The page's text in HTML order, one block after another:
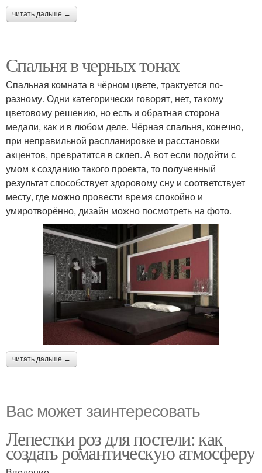
читать дальше →
Спальня в черных тонах
Спальная комната в чёрном цвете, трактуется по-
разному. Одни категорически говорят, нет, такому
цветовому решению, но есть и обратная сторона
медали, как и в любом деле. Чёрная спальня, конечно,
при неправильной распланировке и расстановки
акцентов, превратится в склеп. А вот если подойти с
умом к созданию такого проекта, то полученный
результат способствует здоровому сну и соответствует
месту, где можно провести время спокойно и
умиротворённо, дизайн можно посмотреть на фото.
читать дальше →
Вас может заинтересовать
Лепестки роз для постели: как
создать романтическую атмосферу